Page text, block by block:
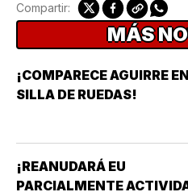
Compartir:
MÁS
¡COMPARECE AGUIRRE EN
SILLA DE RUEDAS!
¡REANUDARÁ EU
PARCIALMENTE